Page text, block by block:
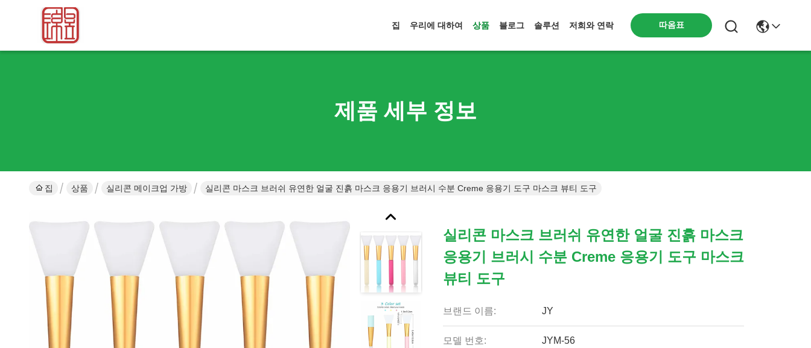
집 우리에 대하여 상품 블로그 솔루션 저희와 연락 따옴표
제품 세부 정보
집 상품 실리콘 메이크업 가방 실리콘 마스크 브러쉬 유연한 얼굴 진흙 마스크 응용기 브러시 수분 Creme 응용기 도구 마스크 뷰티 도구
실리콘 마스크 브러쉬 유연한 얼굴 진흙 마스크
응용기 브러시 수분 Creme 응용기 도구 마스크
뷰티 도구
브랜드 이름: JY
모델 번호: JYM-56